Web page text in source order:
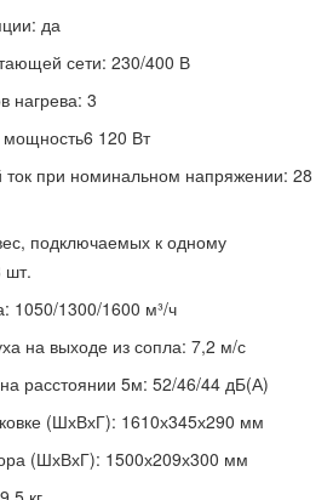
да
сети: 230/400 В
нагрева: 3
120 Вт
при номинальном напряжении: 28
подключаемых к одному
шт.
1050/1300/1600 м³/ч
на выходе из сопла: 7,2 м/с
расстоянии 5м: 52/46/44 дБ(А)
(ШхВхГ): 1610х345х290 мм
(ШхВхГ): 1500х209х300 мм